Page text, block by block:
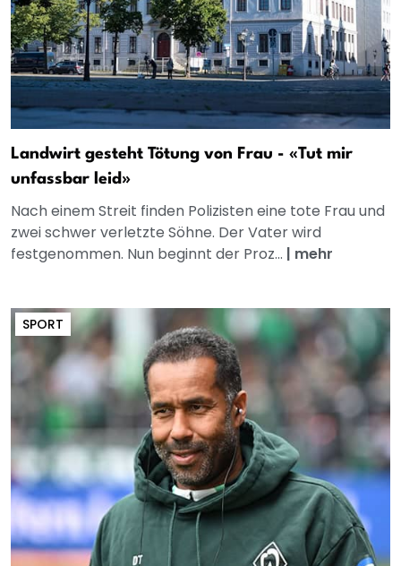
Landwirt gesteht Tötung von Frau - «Tut mir
unfassbar leid»
Nach einem Streit finden Polizisten eine tote Frau und
zwei schwer verletzte Söhne. Der Vater wird
festgenommen. Nun beginnt der Proz... | mehr
SPORT